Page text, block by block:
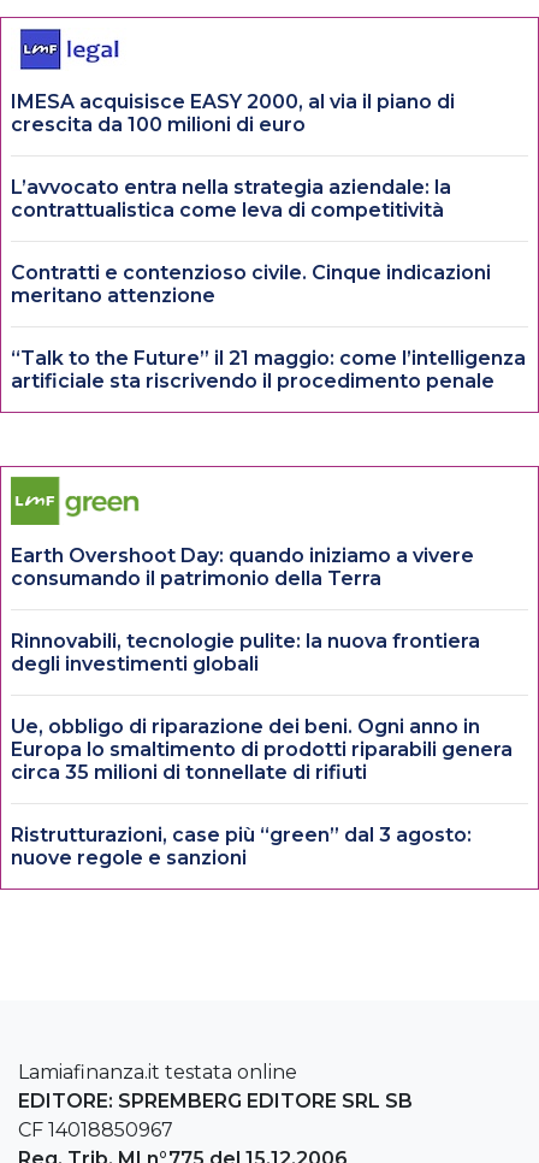
IMESA acquisisce EASY 2000, al via il piano di
crescita da 100 milioni di euro
L’avvocato entra nella strategia aziendale: la
contrattualistica come leva di competitività
Contratti e contenzioso civile. Cinque indicazioni
meritano attenzione
“Talk to the Future” il 21 maggio: come l’intelligenza
artificiale sta riscrivendo il procedimento penale
Earth Overshoot Day: quando iniziamo a vivere
consumando il patrimonio della Terra
Rinnovabili, tecnologie pulite: la nuova frontiera
degli investimenti globali
Ue, obbligo di riparazione dei beni. Ogni anno in
Europa lo smaltimento di prodotti riparabili genera
circa 35 milioni di tonnellate di rifiuti
Ristrutturazioni, case più “green” dal 3 agosto:
nuove regole e sanzioni
Lamiafinanza.it testata online
EDITORE: SPREMBERG EDITORE SRL SB
CF 14018850967